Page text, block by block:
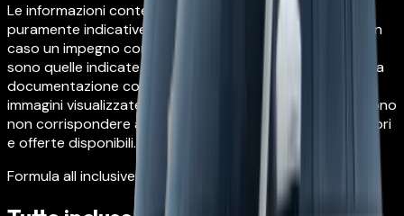
Le informazioni contenute in questa pagina sono
puramente indicative e non possono costituire in nessun
caso un impegno contrattuale. Le condizioni definitive
sono quelle indicate nel preventivo personalizzato e nella
documentazione contrattuale prima della firma. Le
immagini visualizzate sono puramente indicative e possono
non corrispondere a versioni, allestimenti, colori, accessori
e offerte disponibili.
Formula all inclusive